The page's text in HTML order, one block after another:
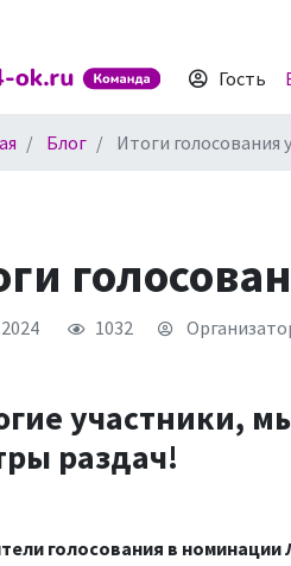
Гость
Блог Итоги голосования
1032
участники,
раздач!
голосования в